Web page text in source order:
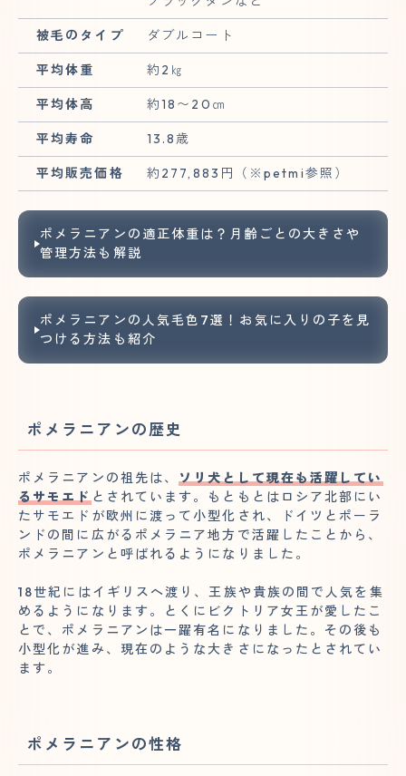
被毛のタイプ ダブルコート
平均体重 約2㎏
平均体高 約18〜20㎝
平均寿命 13.8歳
平均販売価格 約277,883円（※petmi参照）
ポメラニアンの適正体重は？月齢ごとの大きさや
管理方法も解説
ポメラニアンの人気毛色7選！お気に入りの子を見
つける方法も紹介
ポメラニアンの歴史
ポメラニアンの祖先は、
ソリ犬として現在も活躍してい
るサモエド とされています。もともとはロシア北部にい
たサモエドが欧州に渡って小型化され、ドイツとポーラ
ンドの間に広がるポメラニア地方で活躍したことから、
ポメラニアンと呼ばれるようになりました。
18世紀にはイギリスへ渡り、王族や貴族の間で人気を集
めるようになります。とくにビクトリア女王が愛したこ
とで、ポメラニアンは一躍有名になりました。その後も
小型化が進み、現在のような大きさになったとされてい
ます。
ポメラニアンの性格